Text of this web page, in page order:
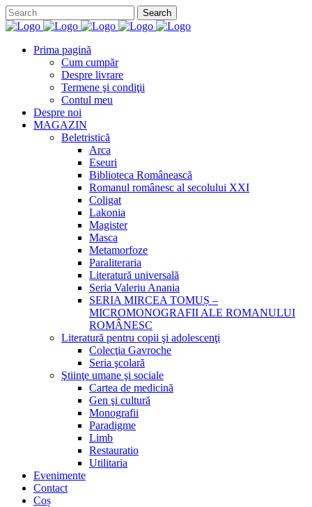
Prima pagină
Cum cumpăr
Despre livrare
Termene şi condiţii
Contul meu
Despre noi
MAGAZIN
Beletristică
Arca
Eseuri
Biblioteca Românească
Romanul românesc al secolului XXI
Coligat
Lakonia
Magister
Masca
Metamorfoze
Paraliteraria
Literatură universală
Seria Valeriu Anania
SERIA MIRCEA TOMUȘ –
MICROMONOGRAFII ALE ROMANULUI
ROMÂNESC
Literatură pentru copii şi adolescenţi
Colecţia Gavroche
Seria şcolară
Ştiinţe umane şi sociale
Cartea de medicină
Gen şi cultură
Monografii
Paradigme
Limb
Restauratio
Utilitaria
Evenimente
Contact
Coș